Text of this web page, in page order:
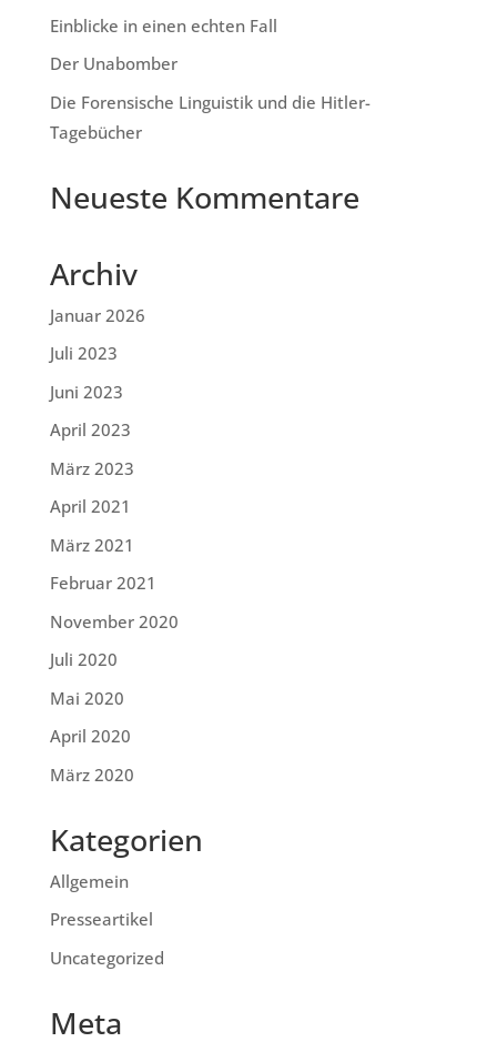
Einblicke in einen echten Fall
Der Unabomber
Die Forensische Linguistik und die Hitler-
Tagebücher
Neueste Kommentare
Archiv
Januar 2026
Juli 2023
Juni 2023
April 2023
März 2023
April 2021
März 2021
Februar 2021
November 2020
Juli 2020
Mai 2020
April 2020
März 2020
Kategorien
Allgemein
Presseartikel
Uncategorized
Meta